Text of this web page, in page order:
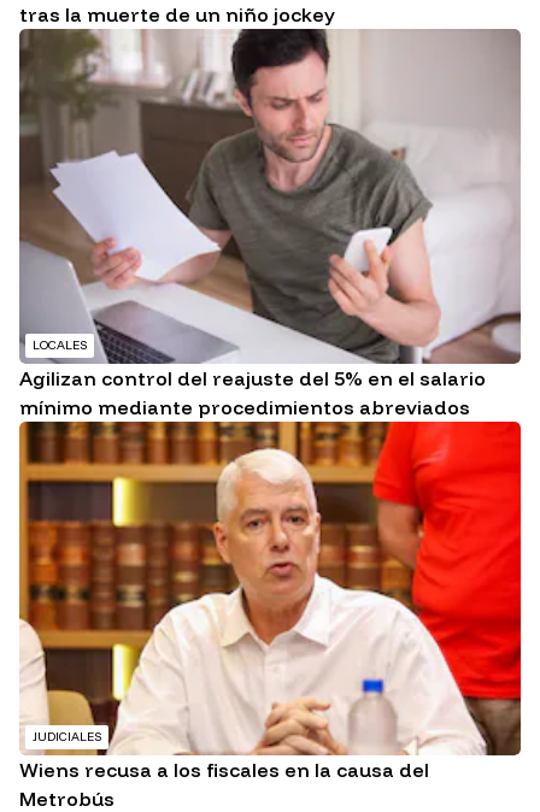
tras la muerte de un niño jockey
LOCALES
Agilizan control del reajuste del 5% en el salario
mínimo mediante procedimientos abreviados
JUDICIALES
Wiens recusa a los fiscales en la causa del
Metrobús